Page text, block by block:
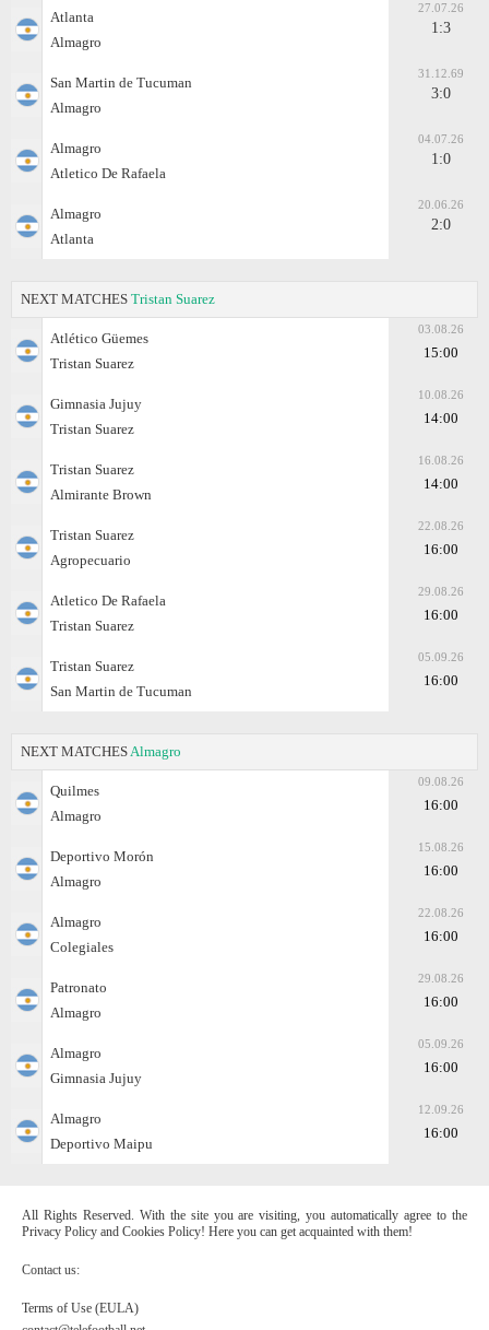
Atlanta
Almagro
27.07.26
1:3
San Martin de Tucuman
Almagro
31.12.69
3:0
Almagro
Atletico De Rafaela
04.07.26
1:0
Almagro
Atlanta
20.06.26
2:0
NEXT MATCHES Tristan Suarez
Atlético Güemes
Tristan Suarez
03.08.26
15:00
Gimnasia Jujuy
Tristan Suarez
10.08.26
14:00
Tristan Suarez
Almirante Brown
16.08.26
14:00
Tristan Suarez
Agropecuario
22.08.26
16:00
Atletico De Rafaela
Tristan Suarez
29.08.26
16:00
Tristan Suarez
San Martin de Tucuman
05.09.26
16:00
NEXT MATCHES Almagro
Quilmes
Almagro
09.08.26
16:00
Deportivo Morón
Almagro
15.08.26
16:00
Almagro
Colegiales
22.08.26
16:00
Patronato
Almagro
29.08.26
16:00
Almagro
Gimnasia Jujuy
05.09.26
16:00
Almagro
Deportivo Maipu
12.09.26
16:00
All Rights Reserved. With the site you are visiting, you automatically agree to the
Privacy Policy and Cookies Policy! Here you can get acquainted with them!
Contact us:
Terms of Use (EULA)